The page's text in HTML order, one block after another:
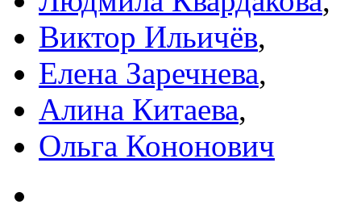
Виктор Ильичёв,
Елена Заречнева,
Алина Китаева,
Ольга Кононович